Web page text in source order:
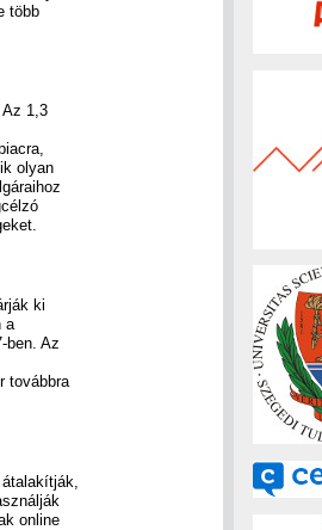
több
1,3
olyan
ki
a
ben. Az
továbbra
online